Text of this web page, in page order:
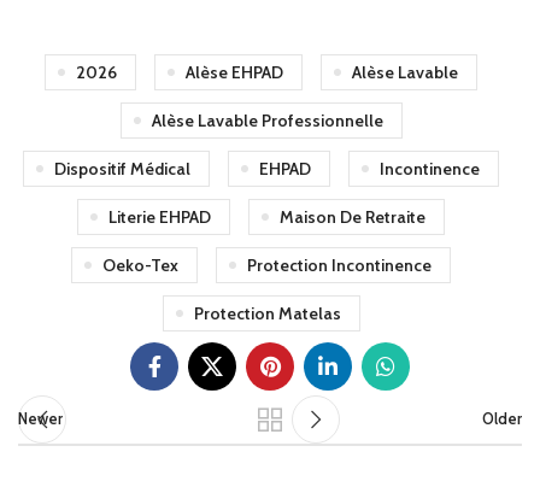
2026 Alèse EHPAD Alèse Lavable
Alèse Lavable Professionnelle
Dispositif Médical EHPAD Incontinence
Literie EHPAD Maison De Retraite
Oeko-Tex Protection Incontinence
Protection Matelas
Newer Older